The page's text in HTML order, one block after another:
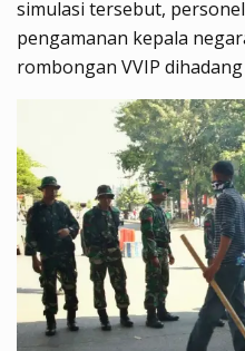
simulasi tersebut,
pengamanan kepala
rombongan VVIP